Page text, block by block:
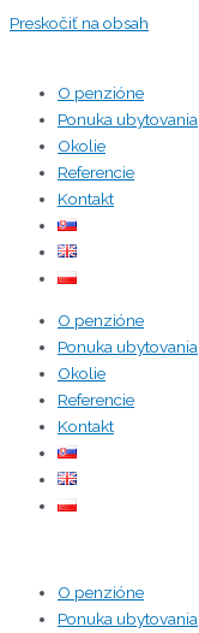
Preskočiť na obsah
O penzióne
Ponuka ubytovania
Okolie
Referencie
Kontakt
O penzióne
Ponuka ubytovania
Okolie
Referencie
Kontakt
O penzióne
Ponuka ubytovania